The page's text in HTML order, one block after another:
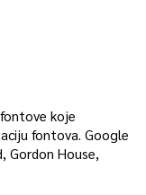
koje
fontova. Google
Gordon House,